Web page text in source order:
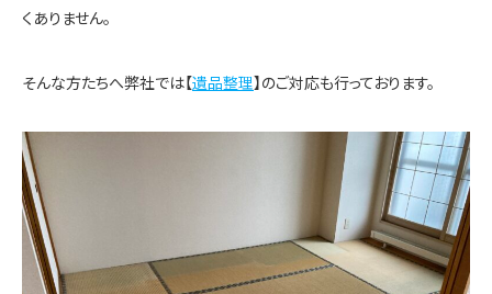
くありません。
そんな方たちへ弊社では【遺品整理】のご対応も行っております。